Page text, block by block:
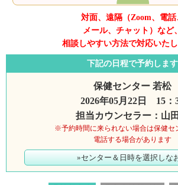
対面、遠隔（Zoom、電話
メール、チャット）など、
相談しやすい方法で対応いたし
下記の日程で予約します
保健センター 若松
2026年05月22日 15：
担当カウンセラー：山
※予約時間に来られない場合は保健セ
電話する場合があります
»センター＆日時を選択しな